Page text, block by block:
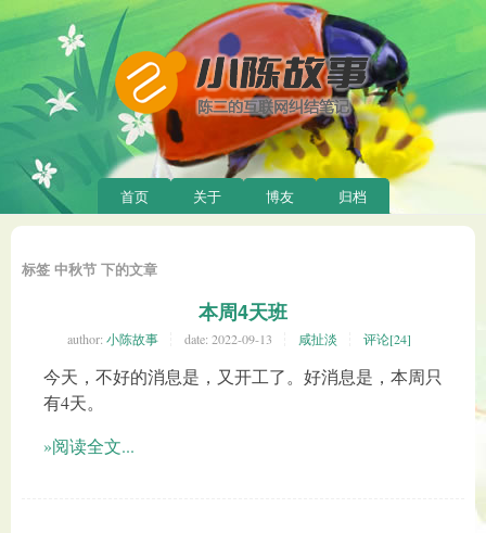
首页 关于 博友 归档
标签 中秋节 下的文章
本周4天班
author: 小陈故事 date: 2022-09-13 咸扯淡 评论[24]
今天，不好的消息是，又开工了。好消息是，本周只
有4天。
»阅读全文...